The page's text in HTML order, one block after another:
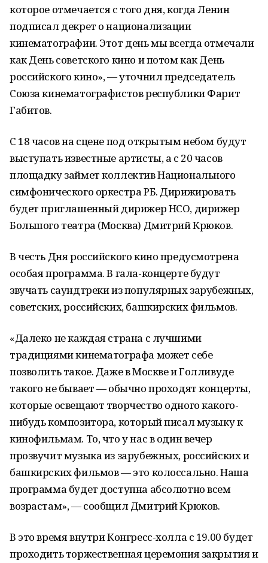
которое отмечается с того дня, когда Ленин
подписал декрет о национализации
кинематографии. Этот день мы всегда отмечали
как День советского кино и потом как День
российского кино», — уточнил председатель
Союза кинематографистов республики Фарит
Габитов.
С 18 часов на сцене под открытым небом будут
выступать известные артисты, а с 20 часов
площадку займет коллектив Национального
симфонического оркестра РБ. Дирижировать
будет приглашенный дирижер НСО, дирижер
Большого театра (Москва) Дмитрий Крюков.
В честь Дня российского кино предусмотрена
особая программа. В гала-концерте будут
звучать саундтреки из популярных зарубежных,
советских, российских, башкирских фильмов.
«Далеко не каждая страна с лучшими
традициями кинематографа может себе
позволить такое. Даже в Москве и Голливуде
такого не бывает — обычно проходят концерты,
которые освещают творчество одного какого-
нибудь композитора, который писал музыку к
кинофильмам. То, что у нас в один вечер
прозвучит музыка из зарубежных, российских и
башкирских фильмов — это колоссально. Наша
программа будет доступна абсолютно всем
возрастам», — сообщил Дмитрий Крюков.
В это время внутри Конгресс-холла с 19.00 будет
проходить торжественная церемония закрытия и